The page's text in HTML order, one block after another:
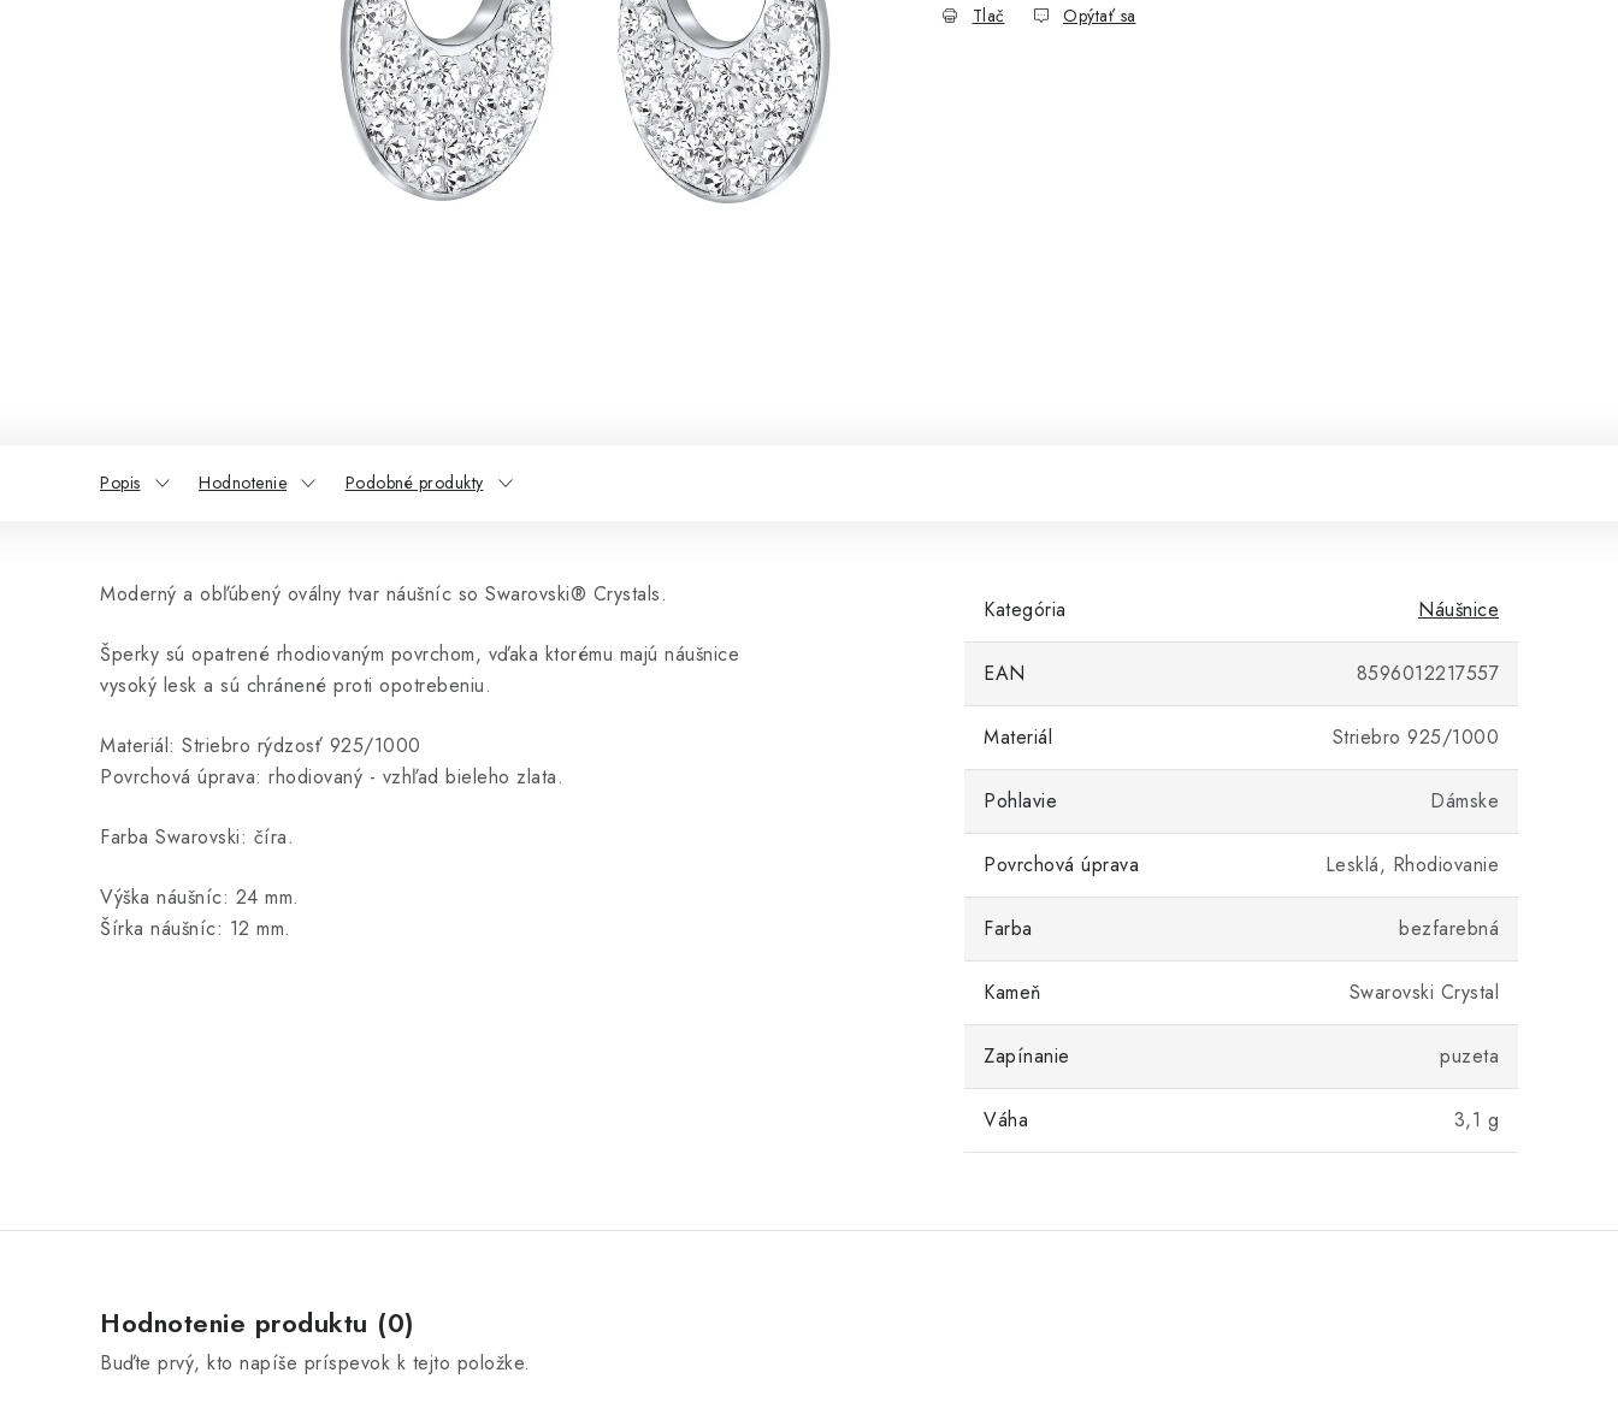
Tlač Opýtať sa
Popis Hodnotenie Podobné produkty
Moderný a obľúbený oválny tvar náušníc so Swarovski® Crystals.
Šperky sú opatrené rhodiovaným povrchom, vďaka ktorému majú náušnice
vysoký lesk a sú chránené proti opotrebeniu.
Materiál: Striebro rýdzosť 925/1000
Povrchová úprava: rhodiovaný - vzhľad bieleho zlata.
Farba Swarovski: číra.
Výška náušníc: 24 mm.
Šírka náušníc: 12 mm.
Kategória Náušnice
EAN 8596012217557
Materiál Striebro 925/1000
Pohlavie Dámske
Povrchová úprava Lesklá, Rhodiovanie
Farba bezfarebná
Kameň Swarovski Crystal
Zapínanie puzeta
Váha 3,1 g
Hodnotenie produktu (0)
Buďte prvý, kto napíše príspevok k tejto položke.